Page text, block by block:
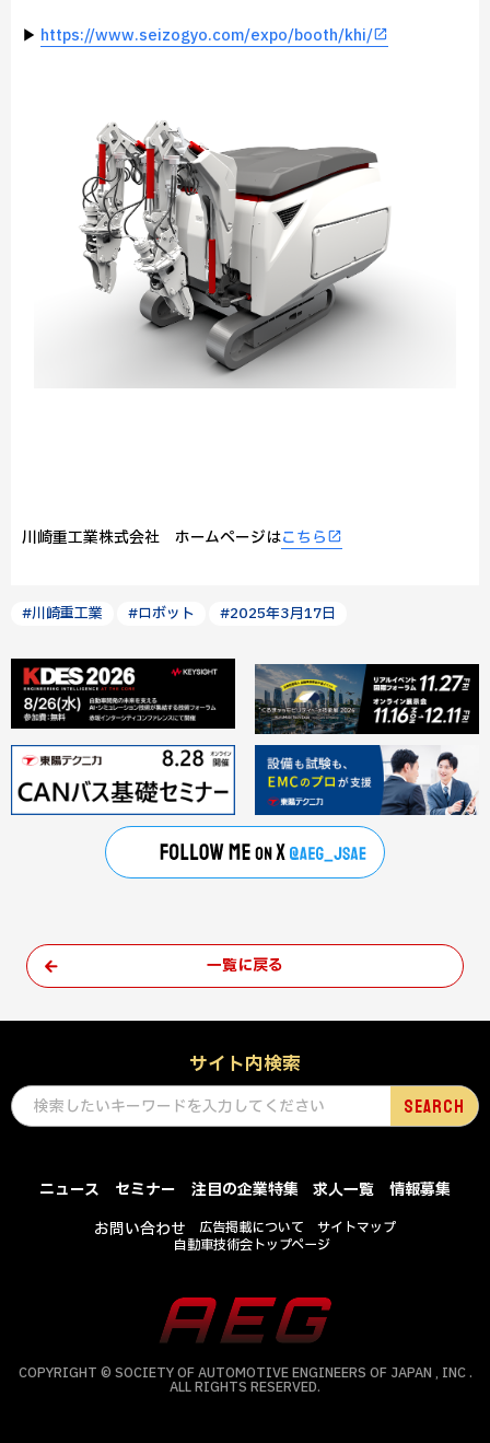
▶ https://www.seizogyo.com/expo/booth/khi/
川崎重工業株式会社 ホームページはこちら
#川崎重工業 #ロボット #2025年3月17日
一覧に戻る
サイト内検索
ニュース セミナー 注目の企業特集 求人一覧
情報募集
お問い合わせ
広告掲載について
サイトマップ
自動車技術会トップページ
COPYRIGHT © SOCIETY OF AUTOMOTIVE ENGINEERS OF JAPAN , INC .
ALL RIGHTS RESERVED.